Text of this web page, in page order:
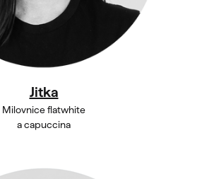
Jitka
Milovnice flatwhite
a capuccina